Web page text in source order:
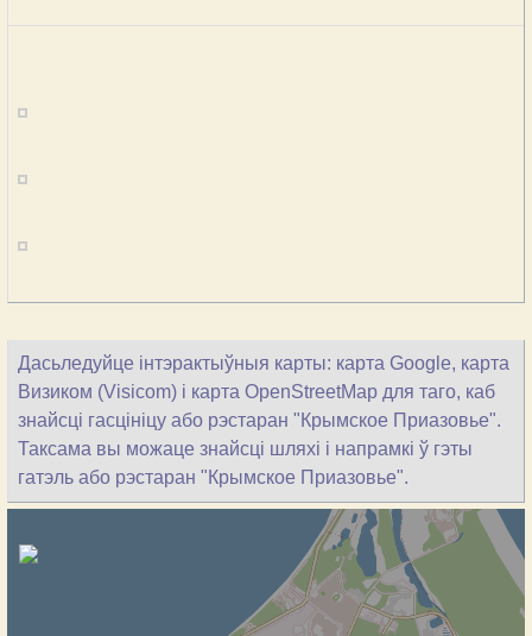
Дасьледуйце інтэрактыўныя карты: карта Google, карта
Визиком (Visicom) і карта OpenStreetMap для таго, каб
знайсці гасцініцу або рэстаран "Крымское Приазовье".
Таксама вы можаце знайсці шляхі і напрамкі ў гэты
гатэль або рэстаран "Крымское Приазовье".